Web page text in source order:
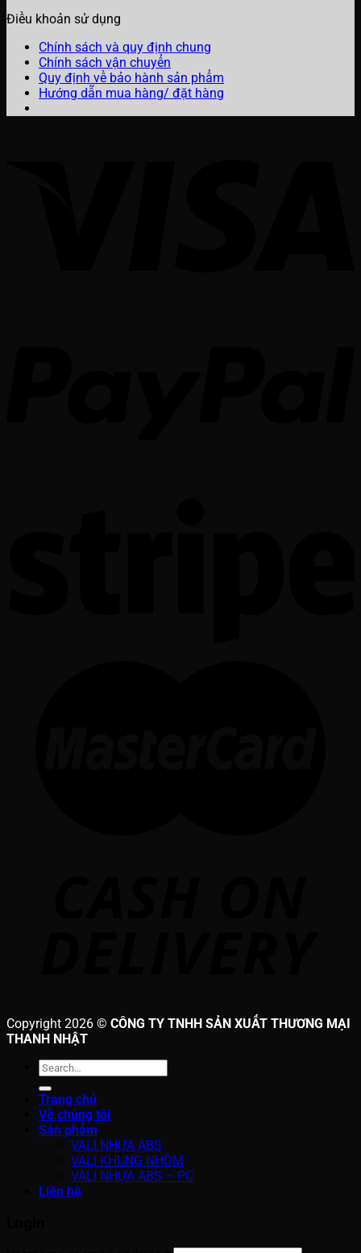
Điều khoản sử dụng
Chính sách và quy định chung
Chính sách vận chuyển
Quy định về bảo hành sản phẩm
Hướng dẫn mua hàng/ đặt hàng
Copyright 2026 © CÔNG TY TNHH SẢN XUẤT THƯƠNG MẠI
THANH NHẬT
Search
Trang chủ
Về chúng tôi
Sản phẩm
VALI NHỰA ABS
VALI KHUNG NHÔM
VALI NHỰA ABS – PC
Liên hệ